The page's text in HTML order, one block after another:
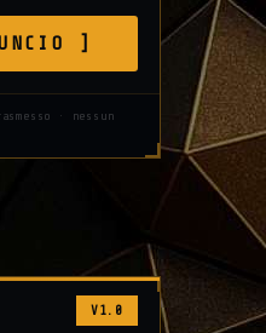
]
· nessun
V1.0